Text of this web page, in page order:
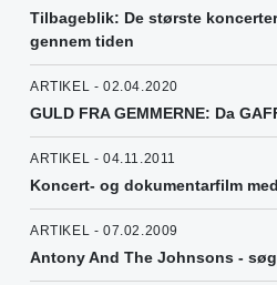
Tilbageblik: De største
gennem tiden
ARTIKEL - 02.04.2020
GULD FRA GEMMERNE: Da
ARTIKEL - 04.11.2011
Koncert- og dokumentarfilm
ARTIKEL - 07.02.2009
Antony And The Johnsons -